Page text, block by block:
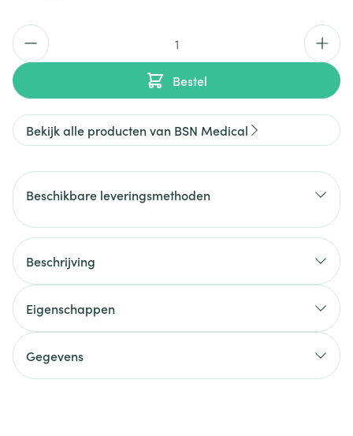
Aantal
Bestel
Bekijk alle producten van BSN Medical
Beschikbare leveringsmethoden
Beschrijving
Eigenschappen
Gegevens